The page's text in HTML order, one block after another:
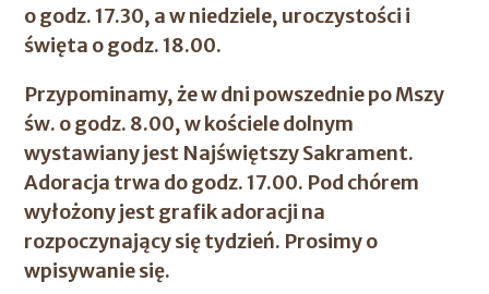
o godz. 17.30, a w niedziele, uroczystości i
święta o godz. 18.00.
Przypominamy, że w dni powszednie po Mszy
św. o godz. 8.00, w kościele dolnym
wystawiany jest Najświętszy Sakrament.
Adoracja trwa do godz. 17.00. Pod chórem
wyłożony jest grafik adoracji na
rozpoczynający się tydzień. Prosimy o
wpisywanie się.